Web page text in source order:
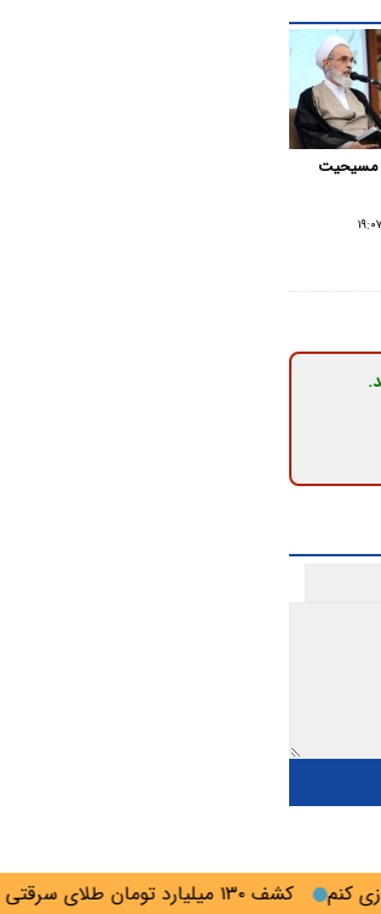
کشف ۱۳۰ میلیارد تومان طلای سرقتی در گلستان
مسیحیت